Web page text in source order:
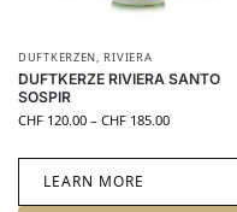
DUFTKERZEN, RIVIERA
DUFTKERZE RIVIERA SANTO
SOSPIR
CHF 120.00 – CHF 185.00
LEARN MORE